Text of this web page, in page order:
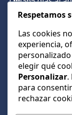
Traslados
Atención por
+34 622 01
+34 622 01
Respetamos
Las cookies
experiencia,
elegir qué
Personalizar.
para
rechazar